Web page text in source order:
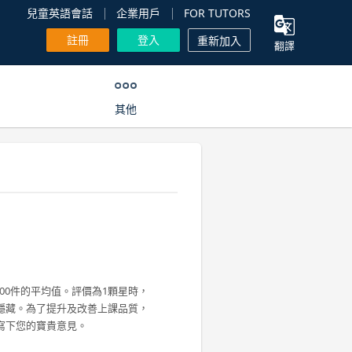
兒童英語會話 企業用戶
FOR TUTORS
註冊
登入 重新加入 翻譯
其他
件的平均值。評價為1顆星時，
藏。為了提升及改善上課品質，
下您的寶貴意見。